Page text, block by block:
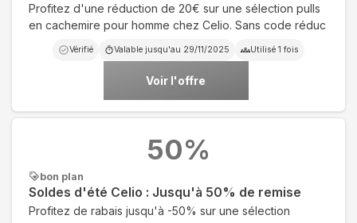
Profitez d'une réduction de 20€ sur une sélection pulls
en cachemire pour homme chez Celio. Sans code réduc
Vérifié Valable jusqu'au 29/11/2025 Utilisé 1 fois
Voir l'offre
bon plan
Soldes d'été Celio : Jusqu'à 50% de remise
Profitez de rabais jusqu'à -50% sur une sélection
50%